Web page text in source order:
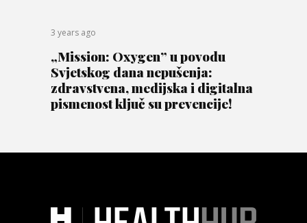
3 years ago
„Mission: Oxygen” u povodu
Svjetskog dana nepušenja:
zdravstvena, medijska i digitalna
pismenost ključ su prevencije!